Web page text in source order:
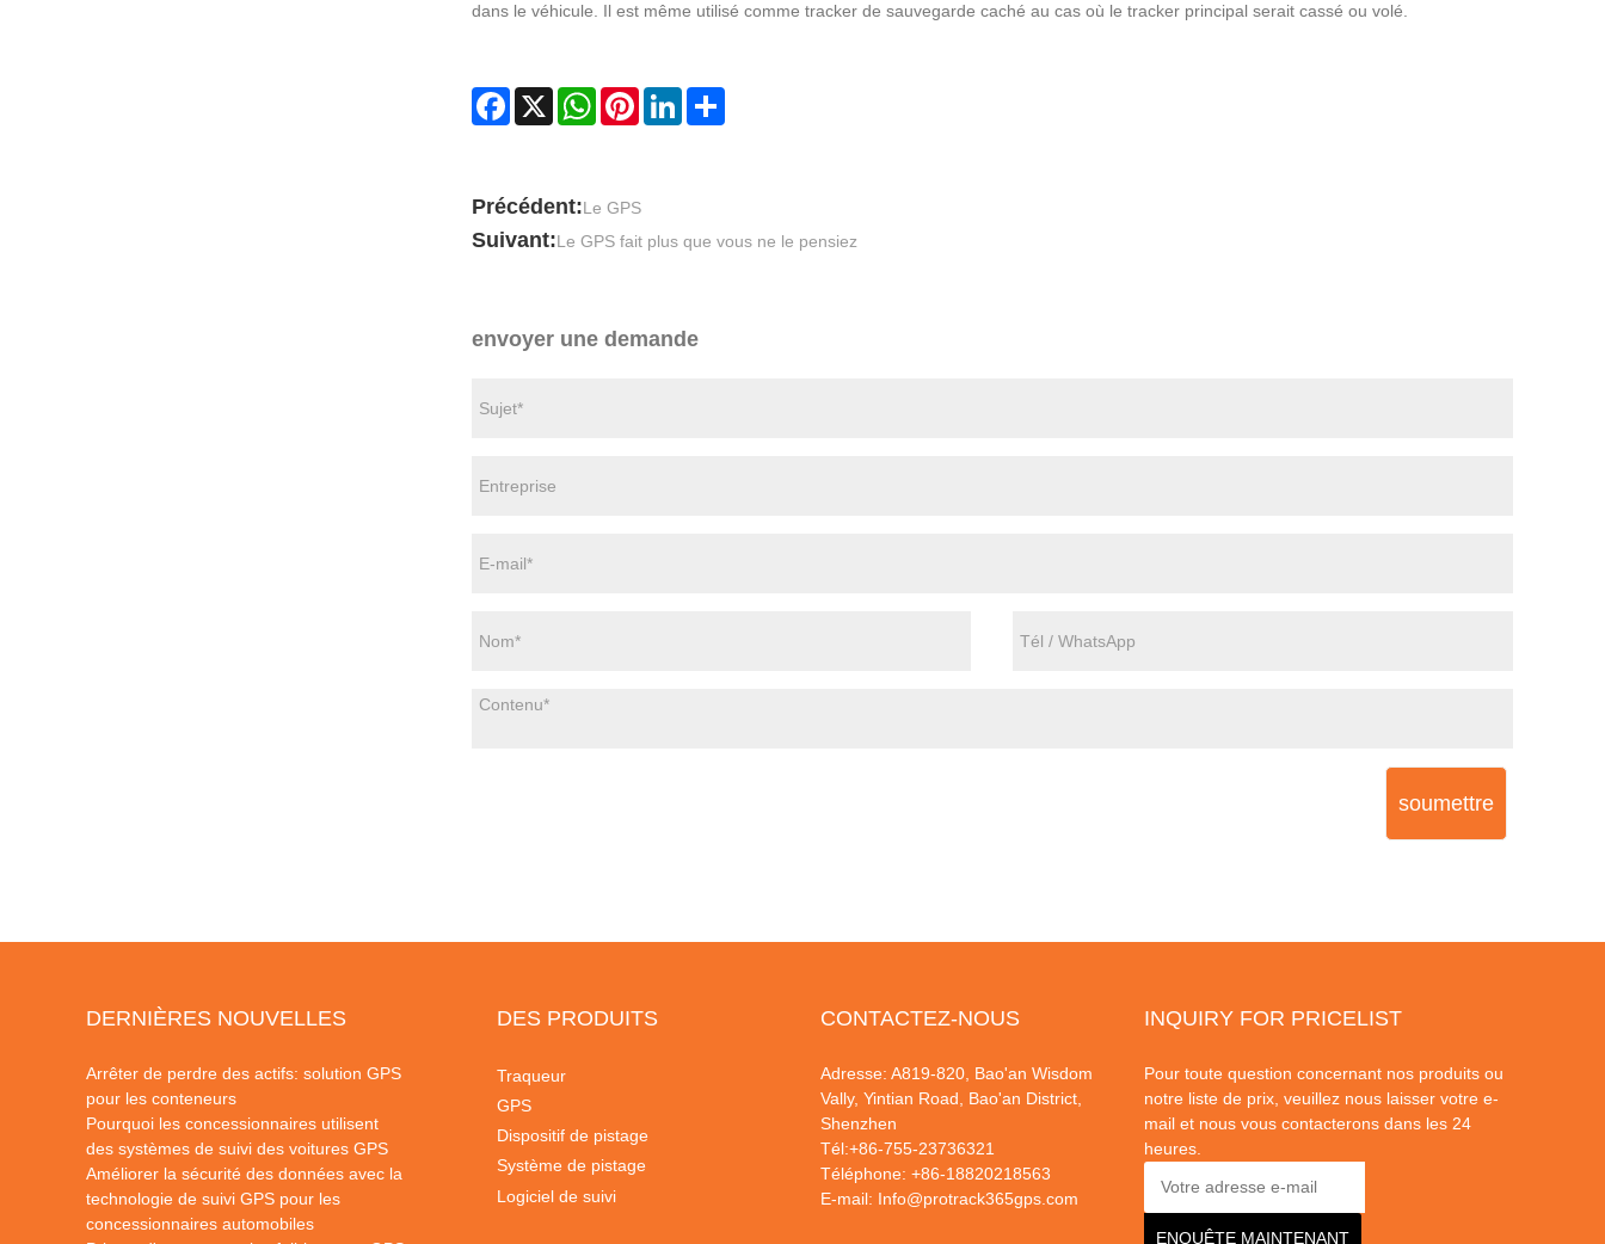
dans le véhicule. Il est même utilisé comme tracker de sauvegarde caché au cas où le tracker principal serait cassé ou volé.
Facebook
X WhatsAppPinterestLinkedInShare
Précédent:Le GPS
Suivant:Le GPS fait plus que vous ne le pensiez
envoyer une demande
soumettre
DERNIÈRES NOUVELLES
Arrêter de perdre des actifs: solution GPS
pour les conteneurs
Pourquoi les concessionnaires utilisent
des systèmes de suivi des voitures GPS
Améliorer la sécurité des données avec la
technologie de suivi GPS pour les
concessionnaires automobiles
DES PRODUITS
Traqueur
GPS
Dispositif de pistage
Système de pistage
Logiciel de suivi
CONTACTEZ-NOUS
Adresse: A819-820, Bao'an Wisdom
Vally, Yintian Road, Bao'an District,
Shenzhen
Tél:+86-755-23736321
Téléphone: +86-18820218563
E-mail: Info@protrack365gps.com
INQUIRY FOR PRICELIST
Pour toute question concernant nos produits ou
notre liste de prix, veuillez nous laisser votre e-
mail et nous vous contacterons dans les 24
heures.